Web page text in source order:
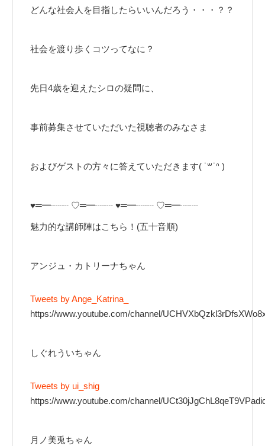
どんな社会人を目指したらいいんだろう・・・？？
社会を渡り歩くコツってなに？
先日4歳を迎えたシロの疑問に、
事前募集させていただいた視聴者のみなさま
およびゲストの方々に答えていただきます( ˙꒳​˙ᐢ )
♥═━┈┈ ♡═━┈┈ ♥═━┈┈ ♡═━┈┈
魅力的な講師陣はこちら！(五十音順)
アンジュ・カトリーナちゃん
Tweets by Ange_Katrina_
https://www.youtube.com/channel/
しぐれういちゃん
Tweets by ui_shig
https://www.youtube.com/channel/
月ノ美兎ちゃん